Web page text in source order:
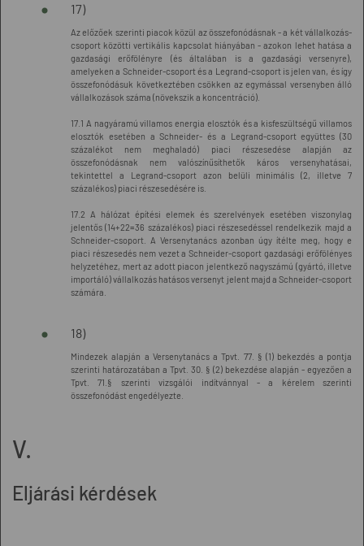
17)
Az előzőek szerinti piacok közül az összefonódásnak - a két vállalkozás-
csoport közötti vertikális kapcsolat hiányában - azokon lehet hatása a
gazdasági erőfölényre (és általában is a gazdasági versenyre),
amelyeken a Schneider-csoport és a Legrand-csoport is jelen van, és így
összefonódásuk következtében csökken az egymással versenyben álló
vállalkozások száma (növekszik a koncentráció).
17.1 A nagyáramú villamos energia elosztók és a kisfeszültségű villamos
elosztók esetében a Schneider- és a Legrand-csoport együttes (30
százalékot nem meghaladó) piaci részesedése alapján az
összefonódásnak nem valószínűsíthetők káros versenyhatásai,
tekintettel a Legrand-csoport azon belüli minimális (2, illetve 7
százalékos) piaci részesedésére is.
17.2 A hálózat építési elemek és szerelvények esetében viszonylag
jelentős (14+22=36 százalékos) piaci részesedéssel rendelkezik majd a
Schneider-csoport. A Versenytanács azonban úgy ítélte meg, hogy e
piaci részesedés nem vezet a Schneider-csoport gazdasági erőfölényes
helyzetéhez, mert az adott piacon jelentkező nagyszámú (gyártó, illetve
importáló) vállalkozás hatásos versenyt jelent majd a Schneider-csoport
számára.
18)
Mindezek alapján a Versenytanács a Tpvt. 77. § (1) bekezdés a pontja
szerinti határozatában a Tpvt. 30. § (2) bekezdése alapján - egyezően a
Tpvt. 71.§ szerinti vizsgálói indítvánnyal - a kérelem szerinti
összefonódást engedélyezte.
V.
Eljárási kérdések